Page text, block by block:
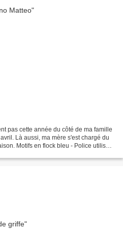
pas cette année du côté de ma famille
Là aussi, ma mère s'est chargé du
Motifs en flock bleu - Police utilisée